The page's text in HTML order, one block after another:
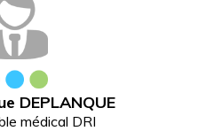
DEPLANQUE
médical DRI